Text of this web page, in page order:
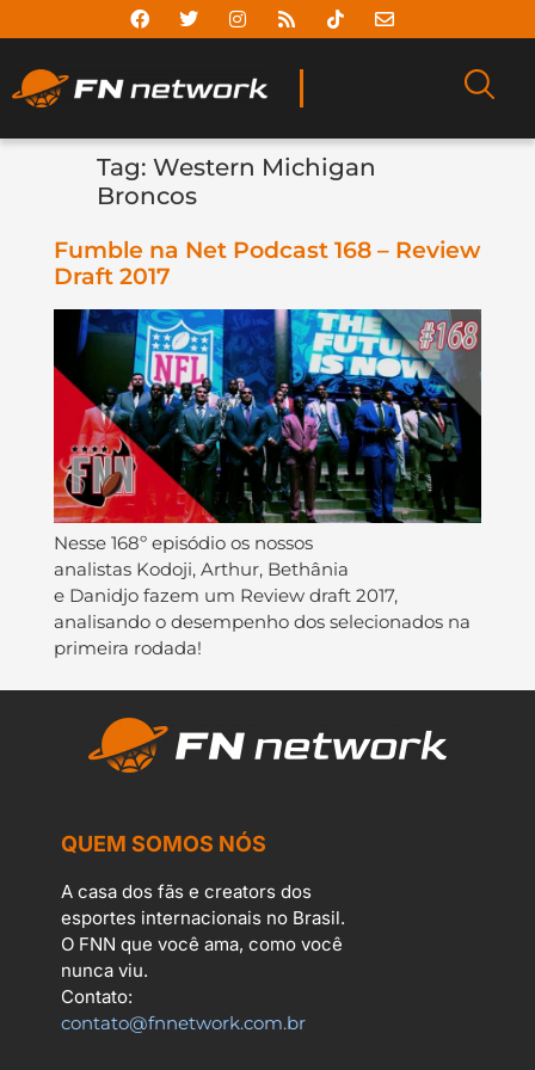
Tag: Western Michigan
Broncos
Fumble na Net Podcast 168 – Review
Draft 2017
Nesse 168º episódio os nossos
analistas Kodoji, Arthur, Bethânia
e Danidjo fazem um Review draft 2017,
analisando o desempenho dos selecionados na
primeira rodada!
QUEM SOMOS NÓS
A casa dos fãs e creators dos
esportes internacionais no Brasil.
O FNN que você ama, como você
nunca viu.
Contato:
contato@fnnetwork.com.br